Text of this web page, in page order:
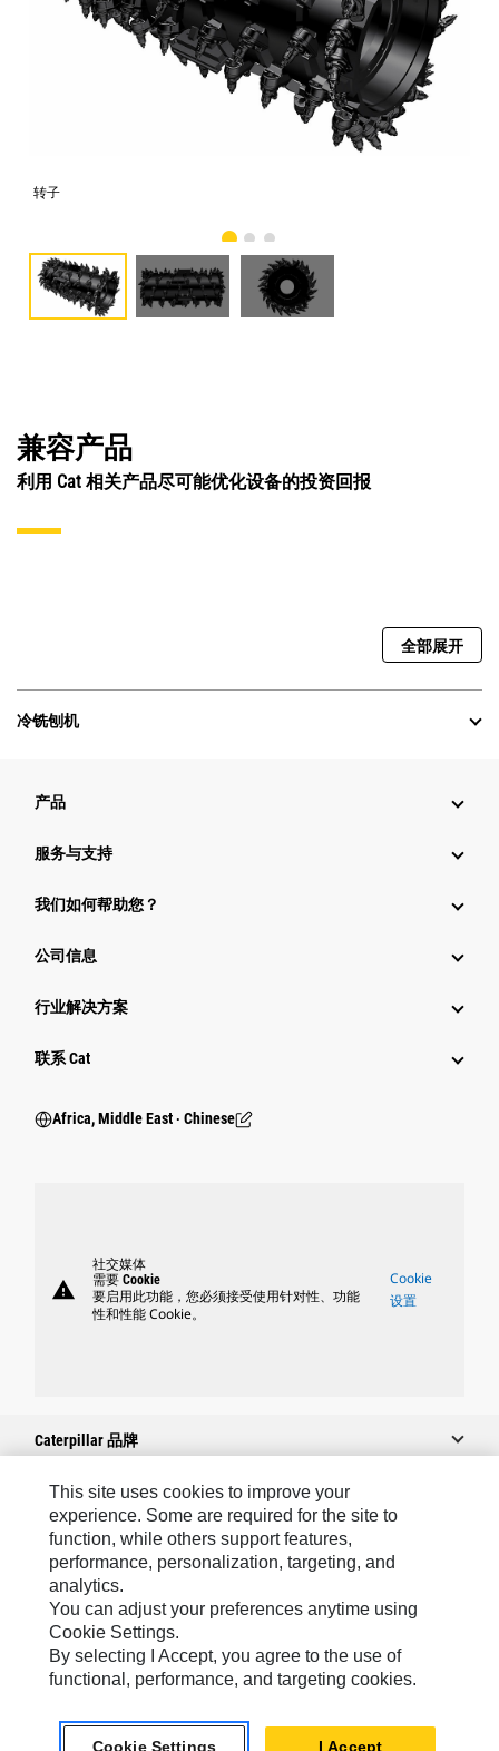
转子
兼容产品
利用 Cat 相关产品尽可能优化设备的投资回报
全部展开
冷铣刨机
产品
服务与支持
我们如何帮助您？
公司信息
行业解决方案
行业
联系 Cat
Africa, Middle East ‧ Chinese
warning
社交媒体
需要 Cookie
要启用此功能，您必须接受使用针对性、功能
性和性能 Cookie。
Cookie
设置
Caterpillar 品牌
Caterpillar.com
联系 Caterpillar
我的营销首选项
站点地图
Cookie Settings
This site uses cookies to improve your
experience. Some are required for the site to
function, while others support features,
performance, personalization, targeting, and
analytics.
You can adjust your preferences anytime using
Cookie Settings.
By selecting I Accept, you agree to the use of
functional, performance, and targeting cookies.
Cookie Settings I Accept